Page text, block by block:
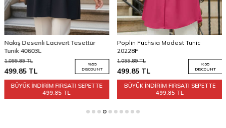
Nakış Desenli Lacivert Tesettür
Tunik 40603L
1,099.89TL
499.85TL
%55
DISCOUNT
BÜYÜK İNDİRİM FIRSATI SEPETTE
499.85 TL
Poplin Fuchsia Modest Tunic
20228F
1,099.89TL
499.85TL
%55
DISCOUNT
BÜYÜK İNDİRİM FIRSATI SEPETTE
499.85 TL